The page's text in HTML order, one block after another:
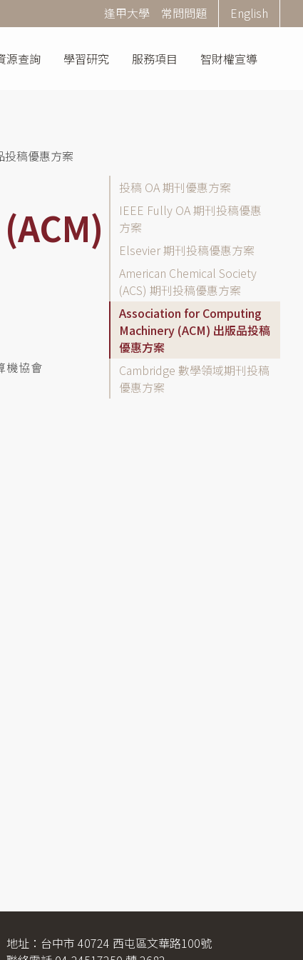
Corner
Menu
逢甲大學 常問問題 English
源查詢 學習研究 服務項目 智財權宣導
投稿優惠方案
機協會
投
OA
期
優
惠
方
案
投稿 OA 期刊優惠方案
IEEE Fully OA 期刊投稿優惠
方案
Elsevier 期刊投稿優惠方案
American Chemical Society
(ACS) 期刊投稿優惠方案
Association for Computing
Machinery (ACM) 出版品投稿
優惠方案
Cambridge 數學領域期刊投稿
優惠方案
地址：台中市 40724 西屯區文華路100號